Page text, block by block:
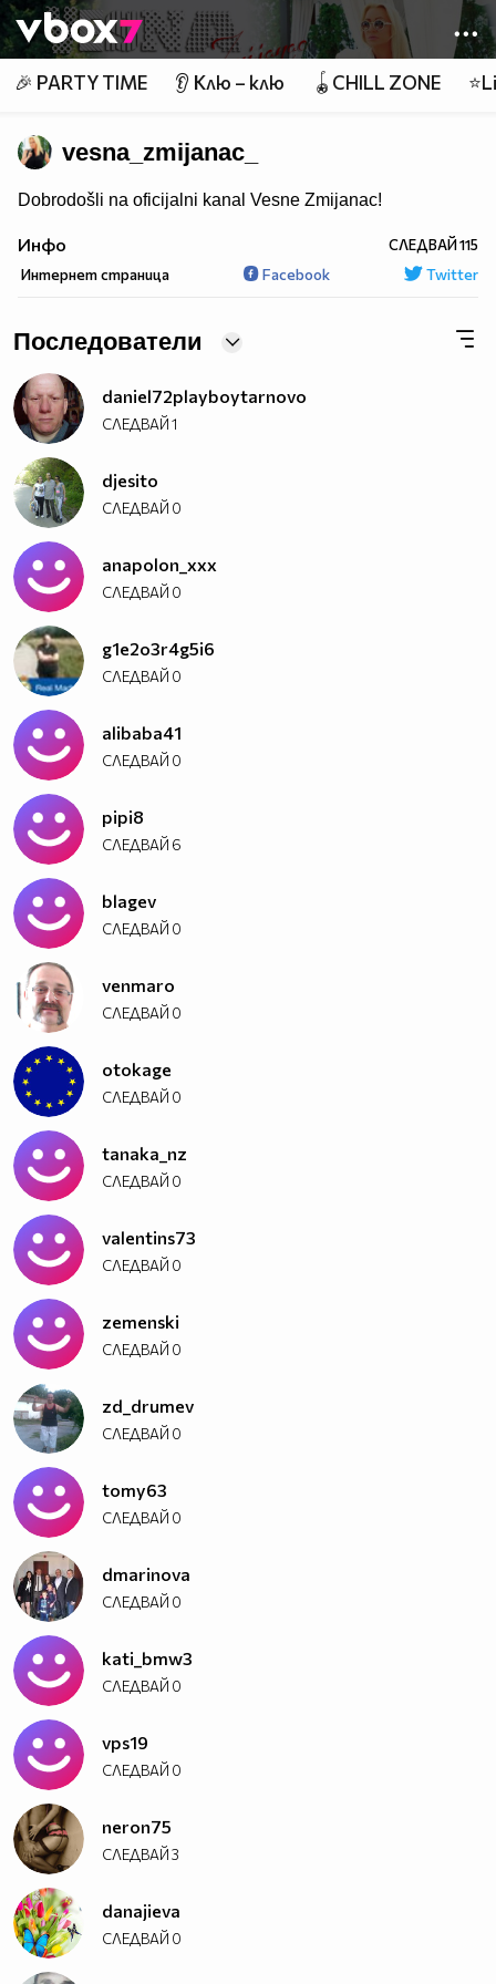
Member of
👾
🎉 PARTY TIME 👂 Клю – клю 🪀CHILL ZONE
vesna_zmijanac_
Dobrodošli na oficijalni kanal Vesne Zmijanac!
Инфо СЛЕДВАЙ115
Интернет страница Facebook Twitter
Последователи
daniel72playboytarnovo
СЛЕДВАЙ1
djesito
СЛЕДВАЙ 0
anapolon_xxx
СЛЕДВАЙ 0
g1e2o3r4g5i6
СЛЕДВАЙ 0
alibaba41
СЛЕДВАЙ 0
pipi8
СЛЕДВАЙ 6
blagev
СЛЕДВАЙ 0
venmaro
СЛЕДВАЙ 0
otokage
СЛЕДВАЙ 0
tanaka_nz
СЛЕДВАЙ 0
valentins73
СЛЕДВАЙ 0
zemenski
СЛЕДВАЙ 0
zd_drumev
СЛЕДВАЙ 0
tomy63
СЛЕДВАЙ 0
dmarinova
СЛЕДВАЙ 0
kati_bmw3
СЛЕДВАЙ 0
vps19
СЛЕДВАЙ 0
neron75
СЛЕДВАЙ3
danajieva
СЛЕДВАЙ 0